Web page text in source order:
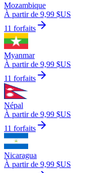
Mozambique
À partir de 9,99 $US
11 forfaits
Myanmar
À partir de 9,99 $US
11 forfaits
Népal
À partir de 9,99 $US
11 forfaits
Nicaragua
À partir de 9,99 $US